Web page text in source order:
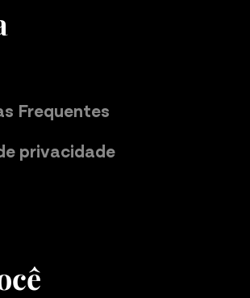
Frequentes
privacidade